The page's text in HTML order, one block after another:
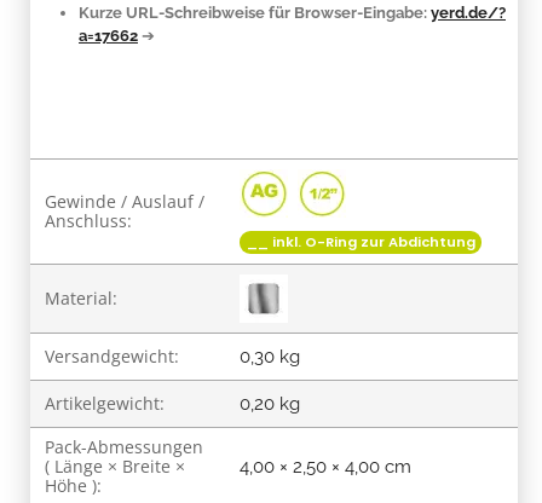
Kurze URL-Schreibweise für Browser-Eingabe: yerd.de/?
a=17662 ➔
Gewinde / Auslauf /
Anschluss:
__ inkl. O-Ring zur Abdichtung
Material:
Versandgewicht: 0,30 kg
Artikelgewicht: 0,20 kg
Pack-Abmessungen
( Länge × Breite ×
Höhe ):
4,00 × 2,50 × 4,00 cm